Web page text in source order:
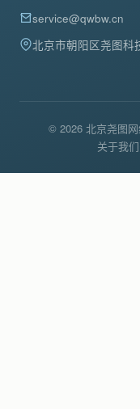
service@qwbw.cn
北京市朝阳区尧图科
© 2026 北京尧图
关于我们